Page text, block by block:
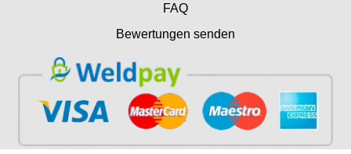
FAQ
Bewertungen senden